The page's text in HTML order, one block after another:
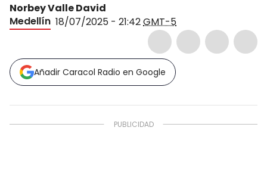
Norbey Valle David
Medellín 18/07/2025 - 21:42GMT-5
Añadir Caracol Radio en Google